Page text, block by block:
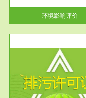
环境影响评价
告书、...
服务范围
应急预案